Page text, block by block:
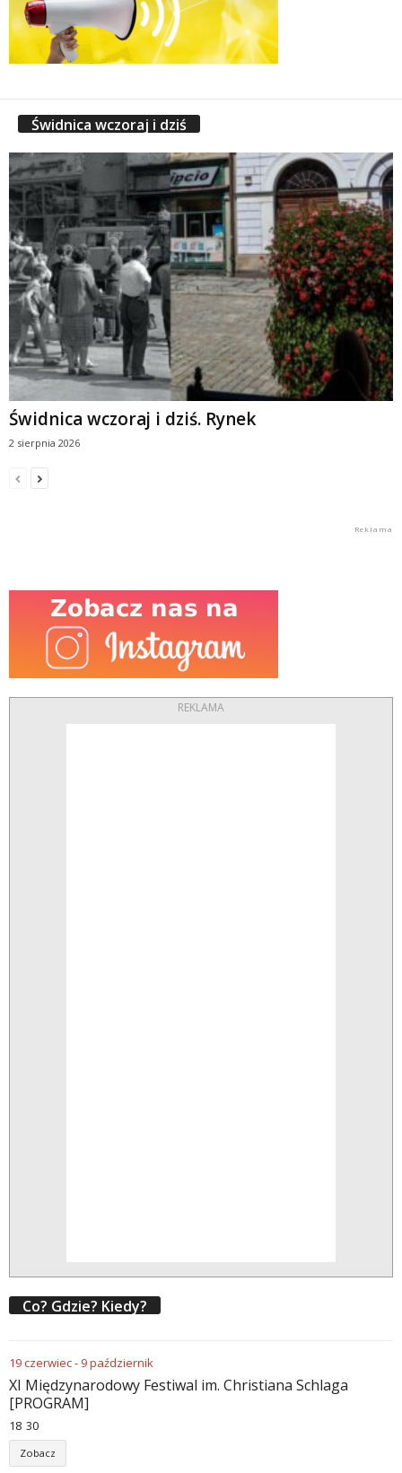
Świdnica wczoraj i dziś
Świdnica wczoraj i dziś. Rynek
2 sierpnia 2026
REKLAMA
Co? Gdzie? Kiedy?
19czerwiec- 9październik
XI Międzynarodowy Festiwal im. Christiana Schlaga
[PROGRAM]
18 30
Zobacz